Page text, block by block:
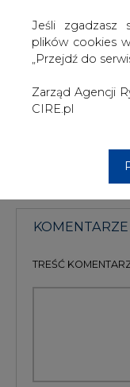
Jeśli zgadzasz
plików cookies
„Przejdź do
Zarząd Agencji
CIRE.pl
Porozumienie to
przyjęte podczas
sprawie zmian
#Energetyka
szkoleń
KOMENTARZE
TREŚĆ